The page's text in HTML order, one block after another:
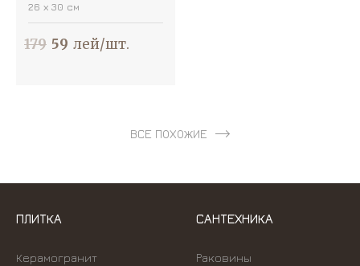
26 х 30 см
179 59 лей/шт.
ВСЕ ПОХОЖИЕ
ПЛИТКА
Керамогранит
САНТЕХНИКА
Раковины